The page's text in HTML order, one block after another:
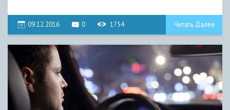
09.12.2016 0 1754 Читать Далее